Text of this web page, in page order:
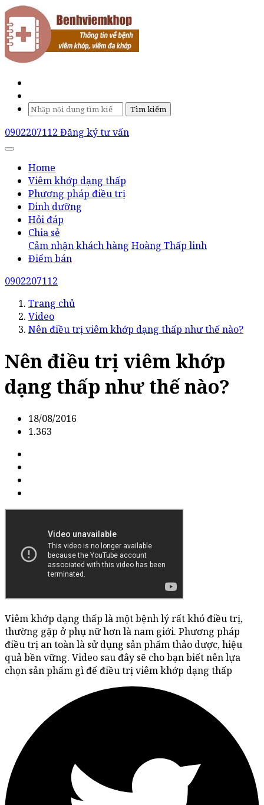
Tìm kiếm
0902207112 Đăng ký tư vấn
Home
Viêm khớp dạng thấp
Phương pháp điều trị
Dinh dưỡng
Hỏi đáp
Chia sẻ
Cảm nhận khách hàng Hoàng Thấp linh
Điểm bán
0902207112
Trang chủ
Video
Nên điều trị viêm khớp dạng thấp như thế nào?
Nên điều trị viêm khớp
dạng thấp như thế nào?
18/08/2016
1.363
Viêm khớp dạng thấp là một bệnh lý rất khó điều trị,
thường gặp ở phụ nữ hơn là nam giới. Phương pháp
điều trị an toàn là sử dụng sản phẩm thảo dược, hiệu
quả bền vững. Video sau đây sẽ cho bạn biết nên lựa
chọn sản phẩm gì để điều trị viêm khớp dạng thấp